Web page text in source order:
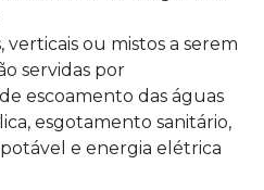
ou mistos a serem
servidas por
escoamento das águas
esgotamento sanitário,
e energia elétrica